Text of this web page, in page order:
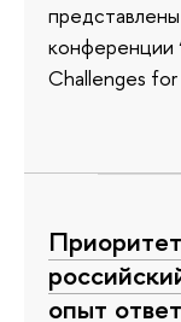
конференции
Challenges for
опыт